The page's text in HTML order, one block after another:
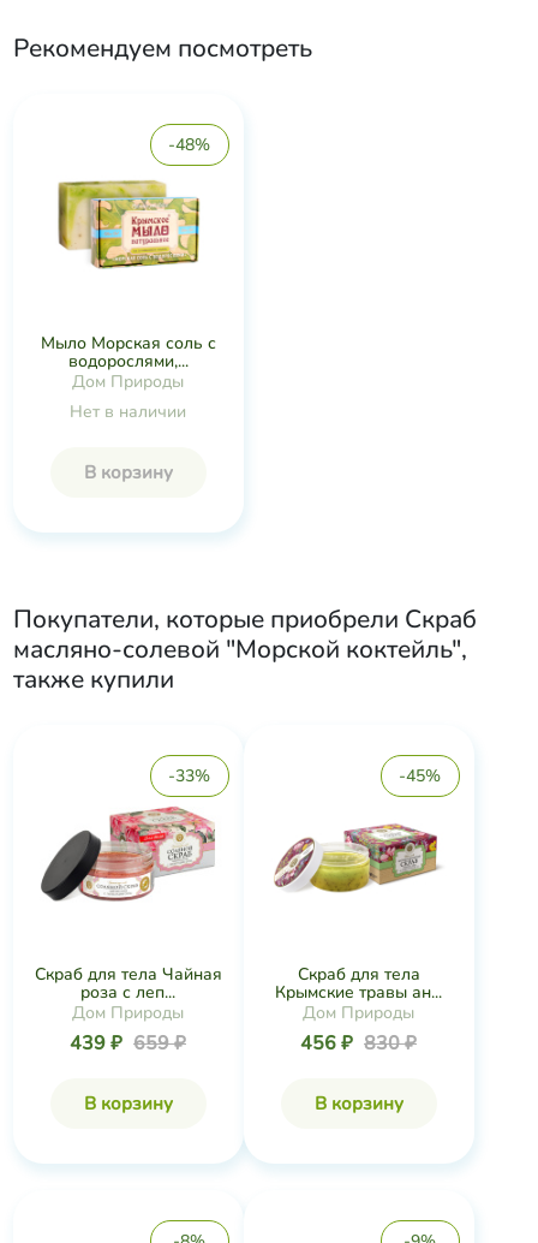
Рекомендуем посмотреть
-48%
Мыло Морская соль с
водорослями,...
Дом Природы
Нет в наличии
В корзину
Покупатели, которые приобрели Скраб
масляно-солевой "Морской коктейль",
также купили
-33%
Скраб для тела Чайная
роза с леп...
Дом Природы
439 ₽ 659 ₽
В корзину
-45%
Скраб для тела
Крымские травы ан...
Дом Природы
456 ₽ 830 ₽
В корзину